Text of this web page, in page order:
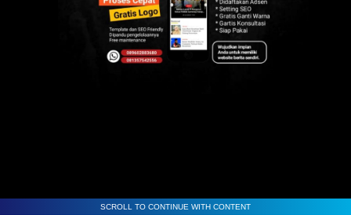
SCROLL TO CONTINUE WITH CONTENT